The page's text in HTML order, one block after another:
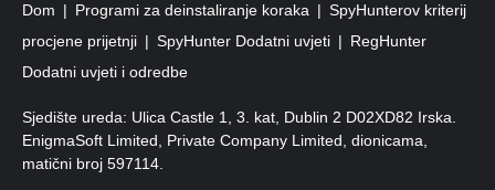
Dom Programi za deinstaliranje koraka
SpyHunterov kriterij
procjene prijetnji
SpyHunter Dodatni uvjeti
RegHunter
Dodatni uvjeti i odredbe
Sjedište ureda: Ulica Castle 1, 3. kat, Dublin 2 D02XD82 Irska.
EnigmaSoft Limited, Private Company Limited, dionicama,
matični broj 597114.